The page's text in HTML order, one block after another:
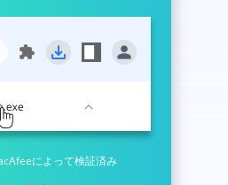
によって検証済み